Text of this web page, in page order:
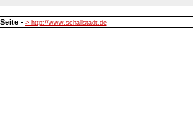
- > http://www.schallstadt.de